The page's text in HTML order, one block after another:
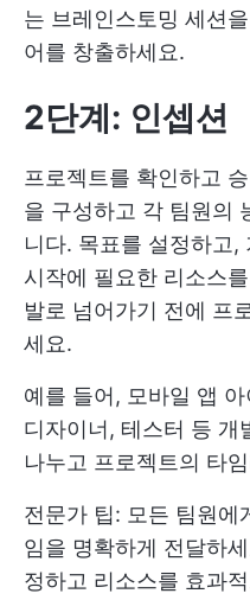
는 브레인스토밍 세션
어를 창출하세요.
2단계: 인셉션
프로젝트를 확인하고
을 구성하고 각 팀원의
니다. 목표를 설정하고,
시작에 필요한 리소스
발로 넘어가기 전에 프
세요.
예를 들어, 모바일 앱
디자이너, 테스터 등 개
나누고 프로젝트의 타
전문가 팁: 모든 팀원에
임을 명확하게 전달하
정하고 리소스를 효과